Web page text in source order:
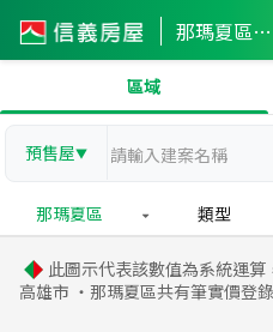
那瑪夏區實價登錄
區域
預售屋▼
那瑪夏區 類型
此圖示代表該數值為系統運算
高雄市 ・那瑪夏區共有筆實價登錄